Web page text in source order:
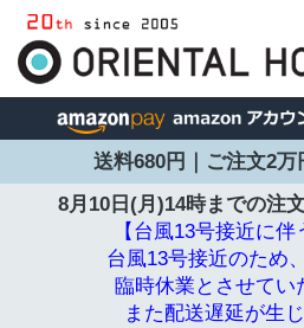
送料680円｜ご注文2
8月10日(月)14時までの注
【台風13号接近に伴
台風13号接近のため
臨時休業とさせてい
また配送遅延が生